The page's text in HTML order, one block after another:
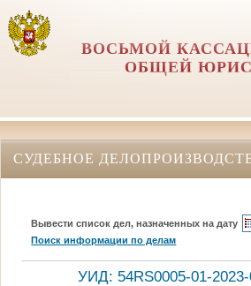
ВОСЬМОЙ
ОБЩЕЙ
СУДЕБНОЕ
Вывести список дел, назначенных на дату
Поиск информации по делам
УИД: 54RS0005-01-2023-